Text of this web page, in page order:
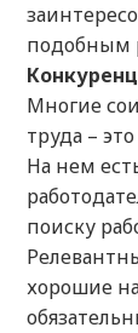
подобным
Многие
труда –
На нем
поиску
хорошие